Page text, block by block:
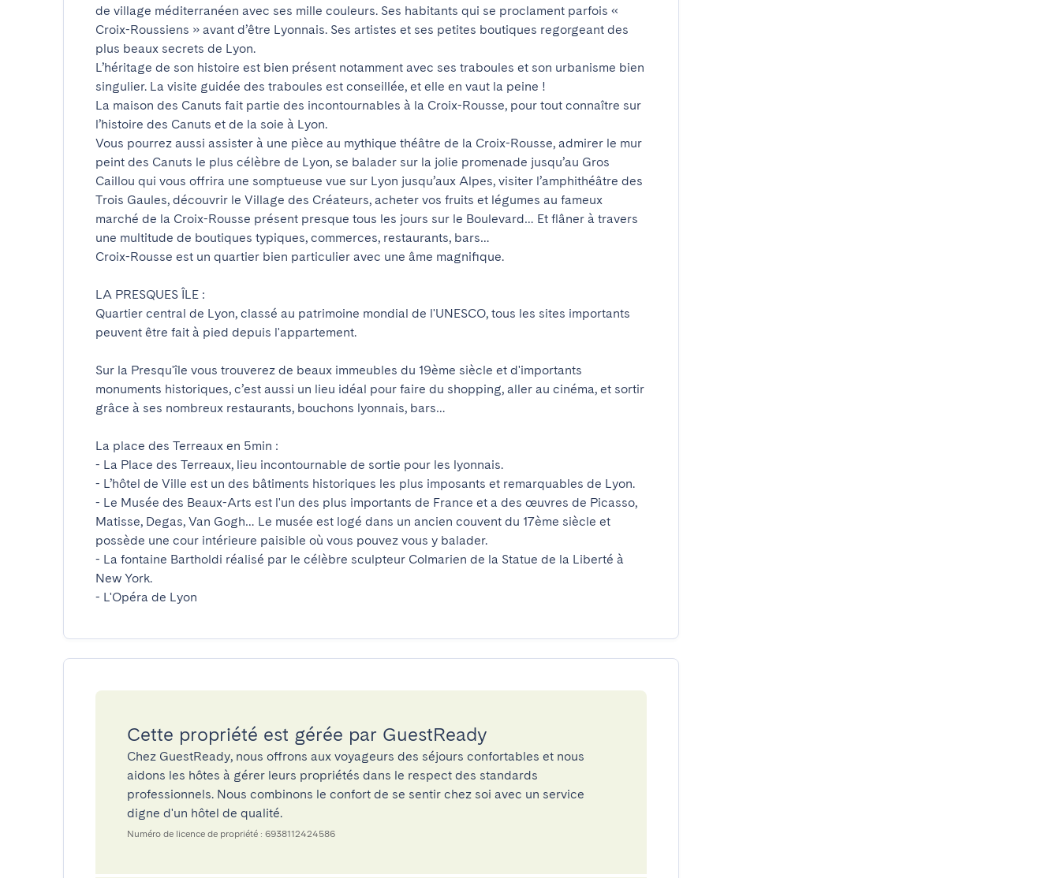
de village méditerranéen avec ses mille couleurs. Ses habitants qui se proclament parfois «
Croix-Roussiens » avant d’être Lyonnais. Ses artistes et ses petites boutiques regorgeant des
plus beaux secrets de Lyon.
L’héritage de son histoire est bien présent notamment avec ses traboules et son urbanisme bien
singulier. La visite guidée des traboules est conseillée, et elle en vaut la peine !
La maison des Canuts fait partie des incontournables à la Croix-Rousse, pour tout connaître sur
l’histoire des Canuts et de la soie à Lyon.
Vous pourrez aussi assister à une pièce au mythique théâtre de la Croix-Rousse, admirer le mur
peint des Canuts le plus célèbre de Lyon, se balader sur la jolie promenade jusqu’au Gros
Caillou qui vous offrira une somptueuse vue sur Lyon jusqu’aux Alpes, visiter l’amphithéâtre des
Trois Gaules, découvrir le Village des Créateurs, acheter vos fruits et légumes au fameux
marché de la Croix-Rousse présent presque tous les jours sur le Boulevard… Et flâner à travers
une multitude de boutiques typiques, commerces, restaurants, bars…
Croix-Rousse est un quartier bien particulier avec une âme magnifique.
LA PRESQUES ÎLE :
Quartier central de Lyon, classé au patrimoine mondial de l'UNESCO, tous les sites importants
peuvent être fait à pied depuis l'appartement.
Sur la Presqu'île vous trouverez de beaux immeubles du 19ème siècle et d'importants
monuments historiques, c’est aussi un lieu idéal pour faire du shopping, aller au cinéma, et sortir
grâce à ses nombreux restaurants, bouchons lyonnais, bars…
La place des Terreaux en 5min :
- La Place des Terreaux, lieu incontournable de sortie pour les lyonnais.
- L’hôtel de Ville est un des bâtiments historiques les plus imposants et remarquables de Lyon.
- Le Musée des Beaux-Arts est l'un des plus importants de France et a des œuvres de Picasso,
Matisse, Degas, Van Gogh… Le musée est logé dans un ancien couvent du 17ème siècle et
possède une cour intérieure paisible où vous pouvez vous y balader.
- La fontaine Bartholdi réalisé par le célèbre sculpteur Colmarien de la Statue de la Liberté à
New York.
- L'Opéra de Lyon
Cette propriété est gérée par GuestReady
Chez GuestReady, nous offrons aux voyageurs des séjours confortables et nous
aidons les hôtes à gérer leurs propriétés dans le respect des standards
professionnels. Nous combinons le confort de se sentir chez soi avec un service
digne d'un hôtel de qualité.
Numéro de licence de propriété : 6938112424586